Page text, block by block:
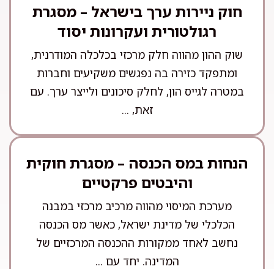
חוק ניירות ערך בישראל – מסגרת
רגולטורית ועקרונות יסוד
שוק ההון מהווה חלק מרכזי בכלכלה המודרנית,
ומתפקד כזירה בה נפגשים משקיעים וחברות
במטרה לגייס הון, לחלק סיכונים ולייצר ערך. עם
זאת, ...
הנחות במס הכנסה – מסגרת חוקית
והיבטים פרקטיים
מערכת המיסוי מהווה מרכיב מרכזי במבנה
הכלכלי של מדינת ישראל, כאשר מס הכנסה
נחשב לאחד ממקורות ההכנסה המרכזיים של
המדינה. יחד עם ...